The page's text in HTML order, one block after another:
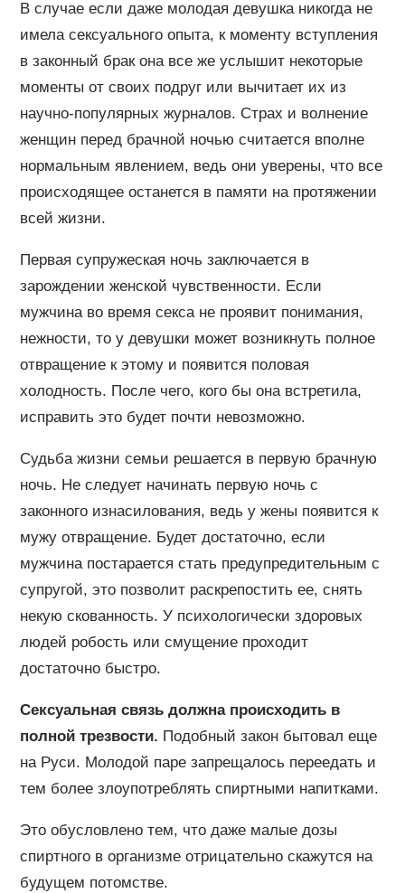
В случае если даже молодая девушка никогда не
имела сексуального опыта, к моменту вступления
в законный брак она все же услышит некоторые
моменты от своих подруг или вычитает их из
научно-популярных журналов. Страх и волнение
женщин перед брачной ночью считается вполне
нормальным явлением, ведь они уверены, что все
происходящее останется в памяти на протяжении
всей жизни.
Первая супружеская ночь заключается в
зарождении женской чувственности. Если
мужчина во время секса не проявит понимания,
нежности, то у девушки может возникнуть полное
отвращение к этому и появится половая
холодность. После чего, кого бы она встретила,
исправить это будет почти невозможно.
Судьба жизни семьи решается в первую брачную
ночь. Не следует начинать первую ночь с
законного изнасилования, ведь у жены появится к
мужу отвращение. Будет достаточно, если
мужчина постарается стать предупредительным с
супругой, это позволит раскрепостить ее, снять
некую скованность. У психологически здоровых
людей робость или смущение проходит
достаточно быстро.
Сексуальная связь должна происходить в
полной трезвости. Подобный закон бытовал еще
на Руси. Молодой паре запрещалось переедать и
тем более злоупотреблять спиртными напитками.
Это обусловлено тем, что даже малые дозы
спиртного в организме отрицательно скажутся на
будущем потомстве.